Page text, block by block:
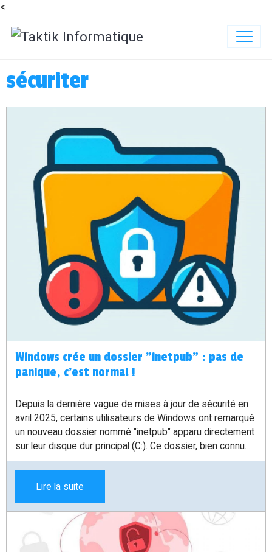
<
sécuriter
Windows crée un dossier "inetpub" : pas de
panique, c’est normal !
Depuis la dernière vague de mises à jour de sécurité en
avril 2025, certains utilisateurs de Windows ont remarqué
un nouveau dossier nommé "inetpub" apparu directement
sur leur disque dur principal (C:). Ce dossier, bien connu
des administrateurs de serveurs web, est en général lié à
Internet Information Services (IIS) — un composant
optionnel de Windows. Mais ici, pas besoin d’avoir activé
IIS pour le voir apparaître.
Lire la suite